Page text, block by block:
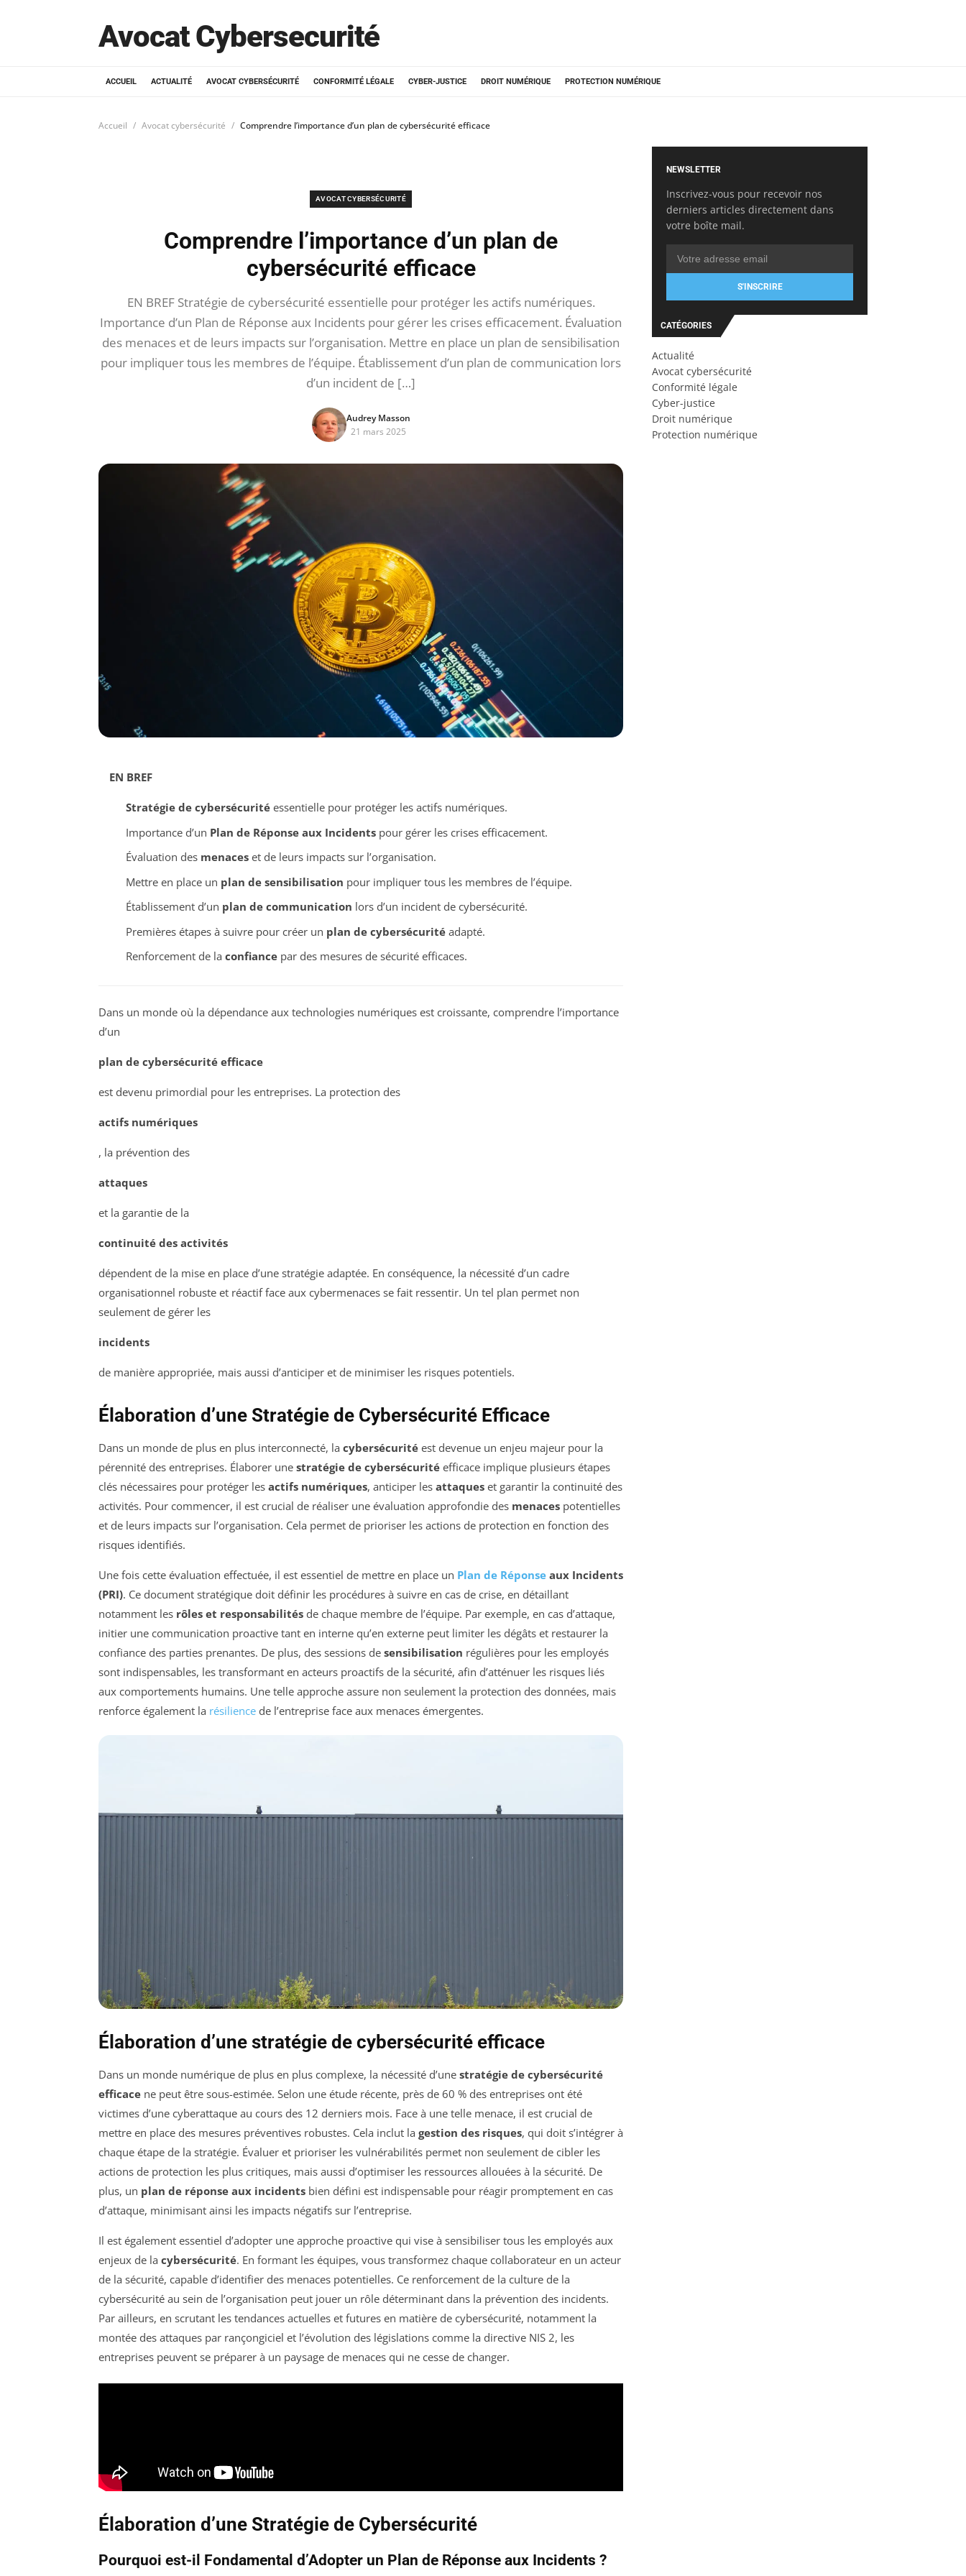
Avocat Cybersecurité
ACCUEIL ACTUALITÉ AVOCAT CYBERSÉCURITÉ CONFORMITÉ LÉGALE CYBER-JUSTICE DROIT NUMÉRIQUE PROTECTION NUMÉRIQUE
Accueil Avocat cybersécurité Comprendre l’importance d’un plan de cybersécurité efficace
AVOCAT CYBERSÉCURITÉ
Comprendre l’importance d’un plan de
cybersécurité efficace
EN BREF Stratégie de cybersécurité essentielle pour protéger les actifs numériques.
Importance d’un Plan de Réponse aux Incidents pour gérer les crises efficacement. Évaluation
des menaces et de leurs impacts sur l’organisation. Mettre en place un plan de sensibilisation
pour impliquer tous les membres de l’équipe. Établissement d’un plan de communication lors
d’un incident de […]
Audrey Masson
21 mars 2025
EN BREF
Stratégie de cybersécuritéessentielle pour protéger les actifs numériques.
Importance d’un Plan de Réponse aux Incidentspour gérer les crises efficacement.
Évaluation des menaceset de leurs impacts sur l’organisation.
Mettre en place un plan de sensibilisation pour impliquer tous les membres de l’équipe.
Établissement d’un plan de communication lors d’un incident de cybersécurité.
Premières étapes à suivre pour créer un plan de cybersécuritéadapté.
Renforcement de la confiancepar des mesures de sécurité efficaces.
Dans un monde où la dépendance aux technologies numériques est croissante, comprendre l’importance
d’un
plan de cybersécurité efficace
est devenu primordial pour les entreprises. La protection des
actifs numériques
, la prévention des
attaques
et la garantie de la
continuité des activités
dépendent de la mise en place d’une stratégie adaptée. En conséquence, la nécessité d’un cadre
organisationnel robuste et réactif face aux cybermenaces se fait ressentir. Un tel plan permet non
seulement de gérer les
incidents
de manière appropriée, mais aussi d’anticiper et de minimiser les risques potentiels.
Élaboration d’une Stratégie de Cybersécurité Efficace
Dans un monde de plus en plus interconnecté, la cybersécurité est devenue un enjeu majeur pour la
pérennité des entreprises. Élaborer une stratégie de cybersécurité efficace implique plusieurs étapes
clés nécessaires pour protéger les actifs numériques, anticiper les attaques et garantir la continuité des
activités. Pour commencer, il est crucial de réaliser une évaluation approfondie des menaces potentielles
et de leurs impacts sur l’organisation. Cela permet de prioriser les actions de protection en fonction des
risques identifiés.
Une fois cette évaluation effectuée, il est essentiel de mettre en place un Plan de Réponse aux Incidents
(PRI). Ce document stratégique doit définir les procédures à suivre en cas de crise, en détaillant
notamment les rôles et responsabilités de chaque membre de l’équipe. Par exemple, en cas d’attaque,
initier une communication proactive tant en interne qu’en externe peut limiter les dégâts et restaurer la
confiance des parties prenantes. De plus, des sessions de sensibilisation régulières pour les employés
sont indispensables, les transformant en acteurs proactifs de la sécurité, afin d’atténuer les risques liés
aux comportements humains. Une telle approche assure non seulement la protection des données, mais
renforce également la résilience de l’entreprise face aux menaces émergentes.
Élaboration d’une stratégie de cybersécurité efficace
Dans un monde numérique de plus en plus complexe, la nécessité d’une stratégie de cybersécurité
efficace ne peut être sous-estimée. Selon une étude récente, près de 60 % des entreprises ont été
victimes d’une cyberattaque au cours des 12 derniers mois. Face à une telle menace, il est crucial de
mettre en place des mesures préventives robustes. Cela inclut la gestion des risques, qui doit s’intégrer à
chaque étape de la stratégie. Évaluer et prioriser les vulnérabilités permet non seulement de cibler les
actions de protection les plus critiques, mais aussi d’optimiser les ressources allouées à la sécurité. De
plus, un plan de réponse aux incidents bien défini est indispensable pour réagir promptement en cas
d’attaque, minimisant ainsi les impacts négatifs sur l’entreprise.
Il est également essentiel d’adopter une approche proactive qui vise à sensibiliser tous les employés aux
enjeux de la cybersécurité. En formant les équipes, vous transformez chaque collaborateur en un acteur
de la sécurité, capable d’identifier des menaces potentielles. Ce renforcement de la culture de la
cybersécurité au sein de l’organisation peut jouer un rôle déterminant dans la prévention des incidents.
Par ailleurs, en scrutant les tendances actuelles et futures en matière de cybersécurité, notamment la
montée des attaques par rançongiciel et l’évolution des législations comme la directive NIS 2, les
entreprises peuvent se préparer à un paysage de menaces qui ne cesse de changer.
Élaboration d’une Stratégie de Cybersécurité
Pourquoi est-il Fondamental d’Adopter un Plan de Réponse aux Incidents ?
NEWSLETTER
Inscrivez-vous pour recevoir nos
derniers articles directement dans
votre boîte mail.
S'INSCRIRE
CATÉGORIES
Actualité
Avocat cybersécurité
Conformité légale
Cyber-justice
Droit numérique
Protection numérique